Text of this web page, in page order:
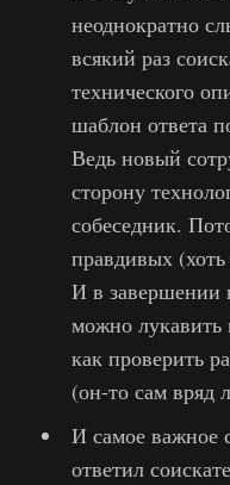
неоднократно
всякий раз
технического
шаблон ответа
Ведь новый
сторону
собеседник.
правдивых
И в завершении
можно лукавить
как проверить
(он-то сам вряд
И самое важное
ответил